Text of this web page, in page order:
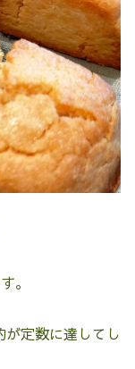
。
定数に達してし